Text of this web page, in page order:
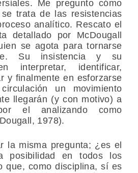
Me pregunto cómo
trata de las resistencias
analítico. Rescato el
detallado por McDougall
se agota para tornarse
Su insistencia y su
interpretar, identificar,
y finalmente en esforzarse
un movimiento
llegarán (y con motivo) a
el analizando como
1978).
la misma pregunta; ¿es el
posibilidad en todos los
que, como disciplina, sí es